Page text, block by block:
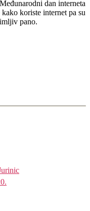
dan interneta
koriste internet pa su
pano.